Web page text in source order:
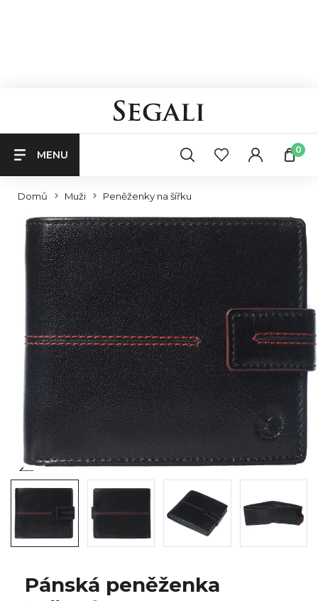
MENU 0
Domů Muži Peněženky na šířku
Pánská peněženka